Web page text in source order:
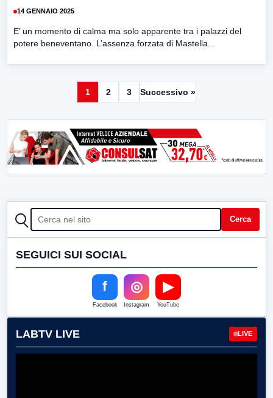
14 GENNAIO 2025
E’ un momento di calma ma solo apparente tra i palazzi del
potere beneventano. L’assenza forzata di Mastella...
1 2 3 Successivo »
CERCA Cerca
SEGUICI SUI SOCIAL
f
Facebook
◎
Instagram
▶
YouTube
LABTV LIVE LIVE